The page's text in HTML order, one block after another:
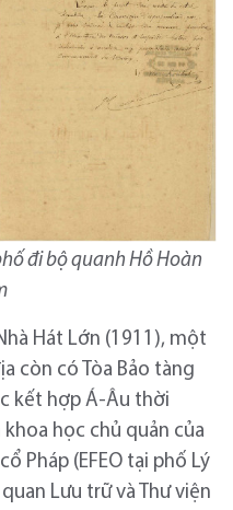
đi bộ quanh Hồ Hoàn
Hát Lớn (1911), một
còn có Tòa Bảo tàng
kết hợp Á-Âu thời
học chủ quản của
Pháp (EFEO tại phố Lý
Lưu trữ và Thư viện